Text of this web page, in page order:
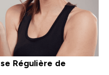
Régulière de